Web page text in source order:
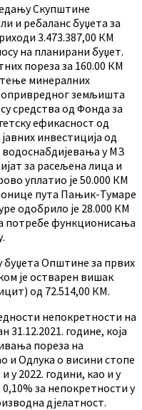
Скупштине
и ребаланс буџета за
3.473.387,00 КМ
на планирани буџет.
пореза за 160.00 КМ
минералних
земљишта
средства од Фонда за
ефикасност од
инвестиција од
у МЗ
за расељена лица и
уплатио је 50.000 КМ
пута Пањик-Тумаре
одобрило је 28.000 КМ
потребе функционисања
буџета Општине за првих
је остварен вишак
од 72.514,00 КМ.
непокретности на
31.12.2021. године, која
пореза на
и Одлука о висини стопе
у 2022. години, као и у
за непокретности у
дјелатност.